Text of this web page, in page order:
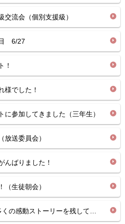
交流会（個別支援級）
6/27
！
様でした！
に参加してきました（三年生）
送委員会）
んばりました！
（生徒朝会）
の感動ストーリーを残して…